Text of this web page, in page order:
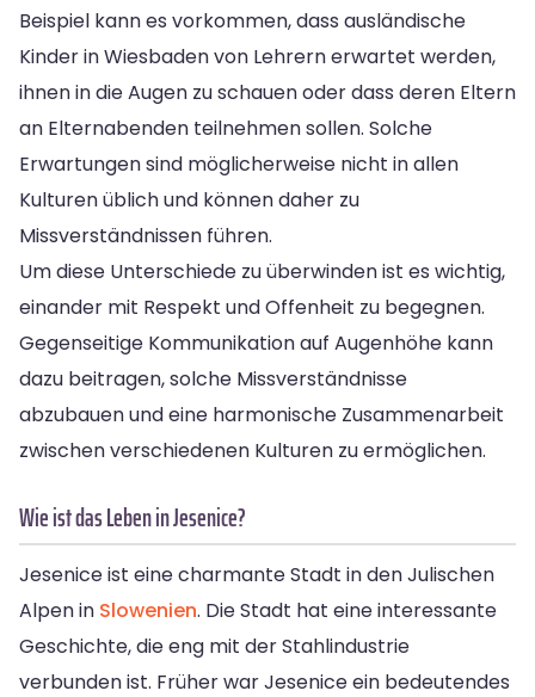
Beispiel kann es vorkommen, dass ausländische
Kinder in Wiesbaden von Lehrern erwartet werden,
ihnen in die Augen zu schauen oder dass deren Eltern
an Elternabenden teilnehmen sollen. Solche
Erwartungen sind möglicherweise nicht in allen
Kulturen üblich und können daher zu
Missverständnissen führen.
Um diese Unterschiede zu überwinden ist es wichtig,
einander mit Respekt und Offenheit zu begegnen.
Gegenseitige Kommunikation auf Augenhöhe kann
dazu beitragen, solche Missverständnisse
abzubauen und eine harmonische Zusammenarbeit
zwischen verschiedenen Kulturen zu ermöglichen.
Wie ist das Leben in Jesenice?
Jesenice ist eine charmante Stadt in den Julischen
Alpen in Slowenien. Die Stadt hat eine interessante
Geschichte, die eng mit der Stahlindustrie
verbunden ist. Früher war Jesenice ein bedeutendes